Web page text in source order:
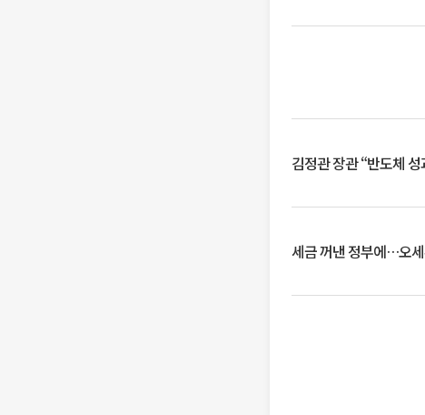
김정관 장관 “반도체
세금 꺼낸 정부에…오